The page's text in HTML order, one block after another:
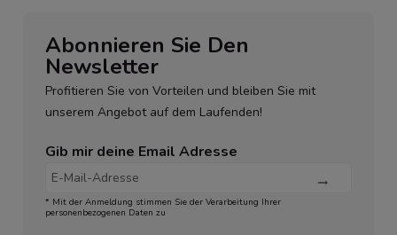
Abonnieren Sie Den
Newsletter
Profitieren Sie von Vorteilen und bleiben Sie mit
unserem Angebot auf dem Laufenden!
Gib mir deine Email Adresse
* Mit der Anmeldung stimmen Sie der Verarbeitung Ihrer
personenbezogenen Daten zu